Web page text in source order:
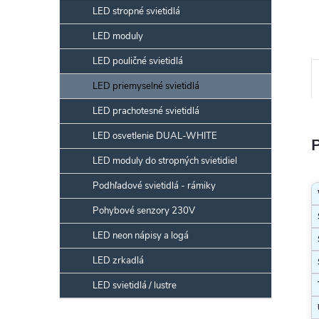
LED stropné svietidlá
LED moduly
LED pouličné svietidlá
LED priemyselné svietidlá
LED prachotesné svietidlá
LED osvetlenie DUAL-WHITE
LED moduly do stropných svietidiel
Podhľadové svietidlá - rámiky
Pohybové senzory 230V
LED neon nápisy a logá
LED zrkadlá
LED svietidlá / lustre